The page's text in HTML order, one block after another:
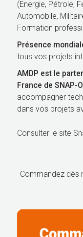
(Energie, Pétrole,
Automobile,
Formation
Présence
tous vos projets
AMDP est le
France de SNAP-
accompagner
dans vos projets
Consulter le site
Commandez dès